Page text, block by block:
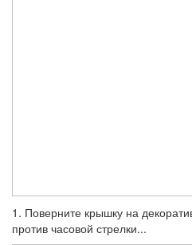
1. Поверните крышку на
против часовой стрелки...